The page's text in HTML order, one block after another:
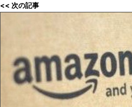
<< 次の記事